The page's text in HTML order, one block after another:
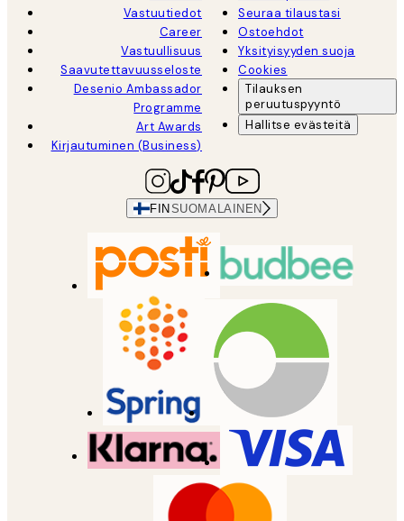
Vastuutiedot
Career
Vastuullisuus
Saavutettavuusseloste
Desenio Ambassador
Programme
Art Awards
Kirjautuminen (Business)
Seuraa tilaustasi
Ostoehdot
Yksityisyyden suoja
Cookies
Tilauksen
peruutuspyyntö
Hallitse evästeitä
FIN SUOMALAINEN